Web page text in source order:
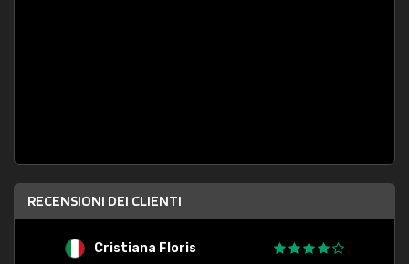
RECENSIONI DEI CLIENTI
Cristiana Floris